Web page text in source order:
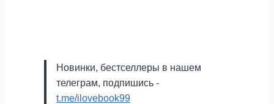
Новинки, бестселлеры в нашем
телеграм, подпишись -
t.me/ilovebook99